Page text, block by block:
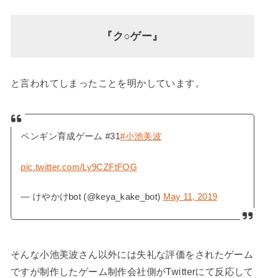
『ク○ゲー』
と言われてしまったことを明かしています。
ペンギン育成ゲーム #31#小池美波
pic.twitter.com/Ly9CZFtFOG
— けやかけbot (@keya_kake_bot) May 11, 2019
そんな小池美波さん以外には失礼な評価をされたゲーム
ですが制作したゲーム制作会社側がTwitterにて反応して